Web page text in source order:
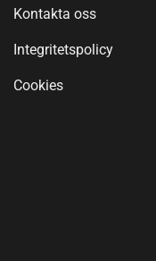
Kontakta oss
Integritetspolicy
Cookies